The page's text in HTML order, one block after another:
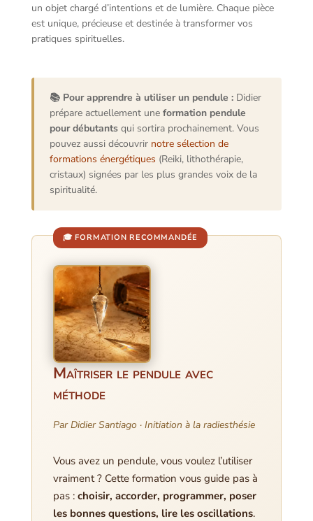
un objet chargé d’intentions et de lumière. Chaque pièce
est unique, précieuse et destinée à transformer vos
pratiques spirituelles.
📚 Pour apprendre à utiliser un pendule :Didier
prépare actuellement une formation pendule
pour débutantsqui sortira prochainement. Vous
pouvez aussi découvrir notre sélection de
formations énergétiques (Reiki, lithothérapie,
cristaux) signées par les plus grandes voix de la
spiritualité.
🎓 FORMATION RECOMMANDÉE
Maîtriser le pendule avec
méthode
Par Didier Santiago · Initiation à la radiesthésie
Vous avez un pendule, vous voulez l’utiliser
vraiment ? Cette formation vous guide pas à
pas : choisir, accorder, programmer, poser
les bonnes questions, lire les oscillations.